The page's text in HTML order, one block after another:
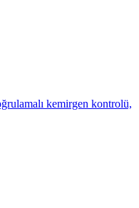
kemirgen kontrolü,